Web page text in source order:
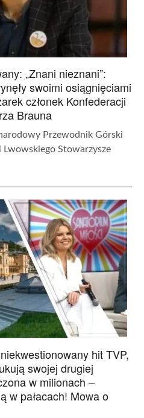
„Znani nieznani”:
swoimi osiągnięciami
członek Konfederacji
Brauna
Przewodnik Górski
Stowarzysze
hit TVP,
swojej drugiej
w milionach –
w pałacach! Mowa o